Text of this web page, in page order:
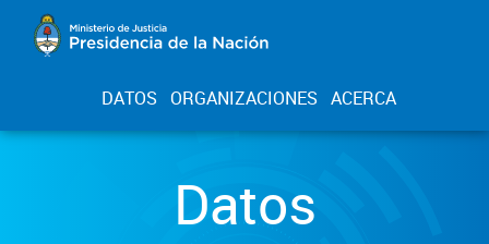
DATOS ORGANIZACIONES ACERCA
Datos